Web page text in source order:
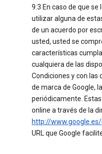
9.3 En caso de que
utilizar alguna de
de un acuerdo por
usted, usted se
características
cualquiera de las
Condiciones y con las
de marca de Google,
periódicamente.
online a través de la
http://
URL que Google